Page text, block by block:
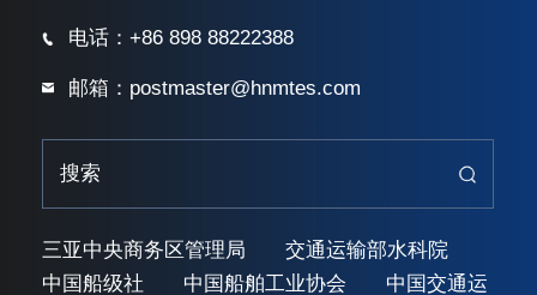
电话：+86 898 88222388
邮箱：postmaster@hnmtes.com
三亚中央商务区管理局
交通运输部水科院
中国船级社
中国船舶工业协会 中国交通运